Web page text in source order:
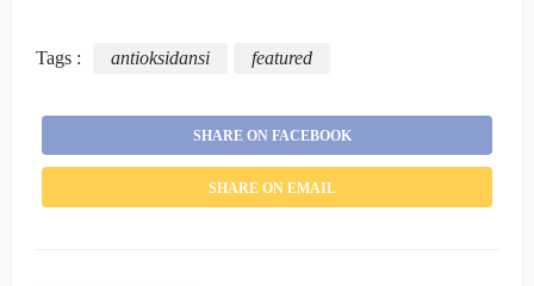
Tags : antioksidansi featured
SHARE ON FACEBOOK
SHARE ON EMAIL